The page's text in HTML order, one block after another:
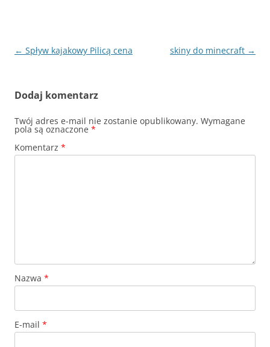
Nawigacja
← Spływ kajakowy Pilicą cena skiny do minecraft →
Dodaj komentarz
Twój adres e-mail nie zostanie opublikowany. Wymagane
pola są oznaczone *
Komentarz *
Nazwa *
E-mail *